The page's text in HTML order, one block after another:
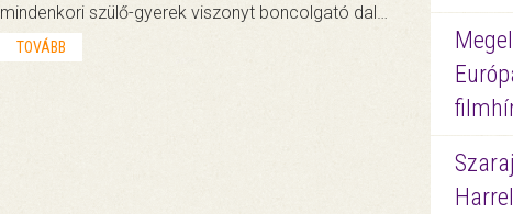
mindenkori szülő-gyerek viszonyt boncolgató dal…
TOVÁBB